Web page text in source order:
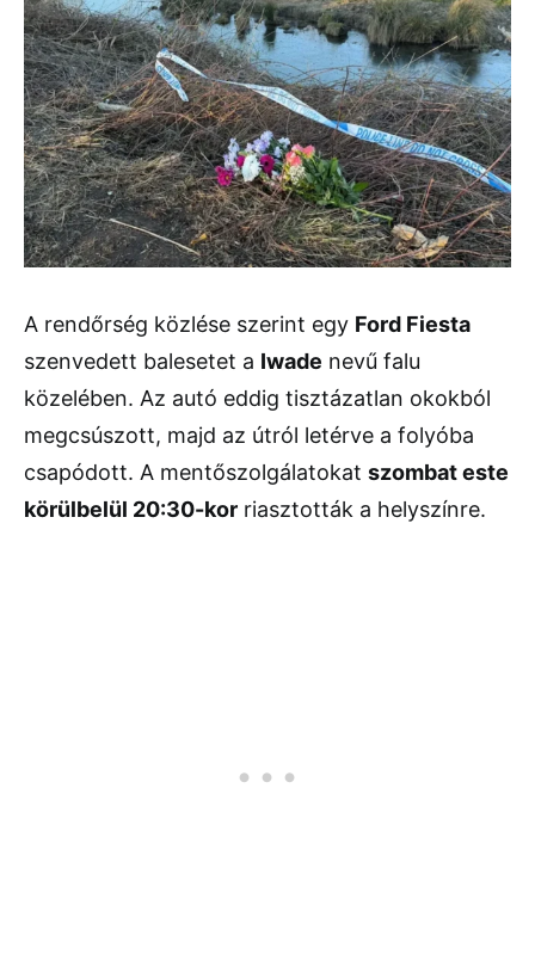
A rendőrség közlése szerint egy Ford Fiesta
szenvedett balesetet a Iwade nevű falu
közelében. Az autó eddig tisztázatlan okokból
megcsúszott, majd az útról letérve a folyóba
csapódott. A mentőszolgálatokat szombat este
körülbelül 20:30-kor riasztották a helyszínre.